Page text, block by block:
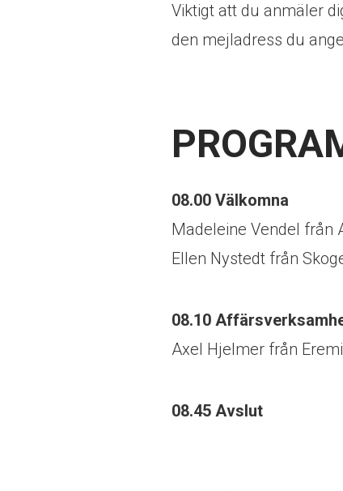
Viktigt att du anmäler
den mejladress du
08.00 Välkomna
Madeleine Vendel från
Ellen Nystedt från
08.10
Axel Hjelmer från
08.45 Avslut